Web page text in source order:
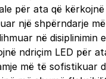
për ata që
një shpërndarje
në disiplinimin
ndriçim LED për
më të sofistikuar